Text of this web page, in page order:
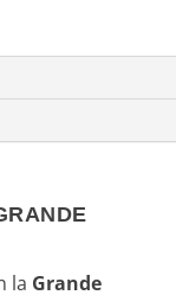
la Grande